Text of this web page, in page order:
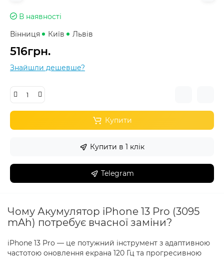
В наявності
Вінниця
Київ Львів
516грн.
Знайшли дешевше?
Купити
Купити в 1 клік
Telegram
Чому Акумулятор iPhone 13 Pro (3095
mAh) потребує вчасної заміни?
iPhone 13 Pro — це потужний інструмент з адаптивною
частотою оновлення екрана 120 Гц та прогресивною